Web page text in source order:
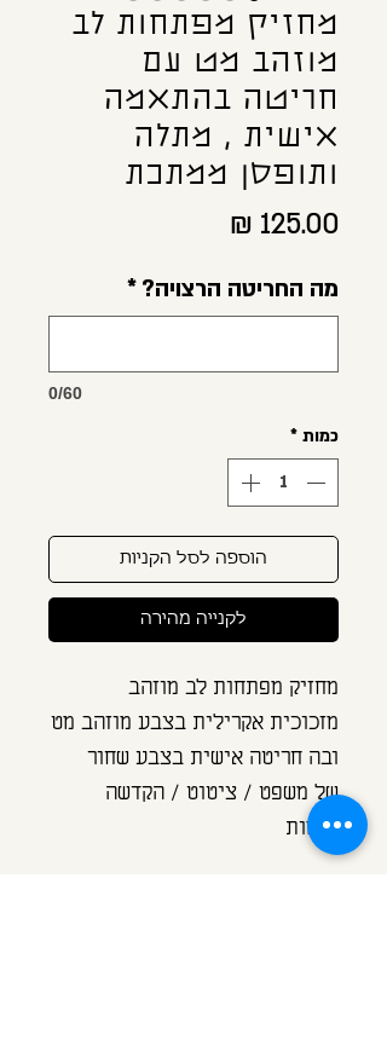
מחזיק מפתחות לב
מוזהב מט עם
חריטה בהתאמה
אישית , מתלה
ותופסן ממתכת
מה החריטה הרצויה?*
0/60
כמות *
הוספה לסל הקניות
לקנייה מהירה
מחזיק מפתחות לב מוזהב
מזכוכית אקרילית בצבע מוזהב מט
ובה חריטה אישית בצבע שחור
של משפט / ציטוט / הקדשה
ושמות